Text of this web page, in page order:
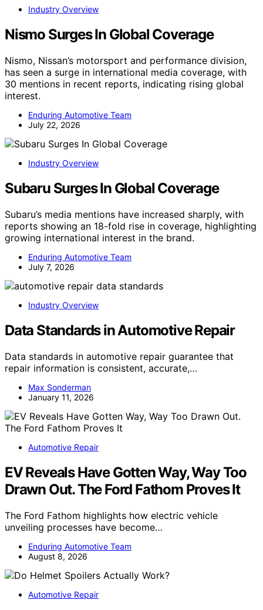
Industry Overview
Nismo Surges In Global Coverage
Nismo, Nissan’s motorsport and performance division,
has seen a surge in international media coverage, with
30 mentions in recent reports, indicating rising global
interest.
Enduring Automotive Team
July 22, 2026
Industry Overview
Subaru Surges In Global Coverage
Subaru’s media mentions have increased sharply, with
reports showing an 18-fold rise in coverage, highlighting
growing international interest in the brand.
Enduring Automotive Team
July 7, 2026
Industry Overview
Data Standards in Automotive Repair
Data standards in automotive repair guarantee that
repair information is consistent, accurate,…
Max Sonderman
January 11, 2026
Automotive Repair
EV Reveals Have Gotten Way, Way Too
Drawn Out. The Ford Fathom Proves It
The Ford Fathom highlights how electric vehicle
unveiling processes have become…
Enduring Automotive Team
August 8, 2026
Automotive Repair